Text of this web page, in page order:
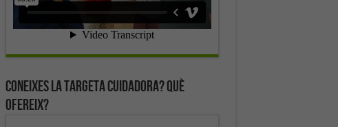
Coneixes la targeta cuidadora? Què
ofereix?